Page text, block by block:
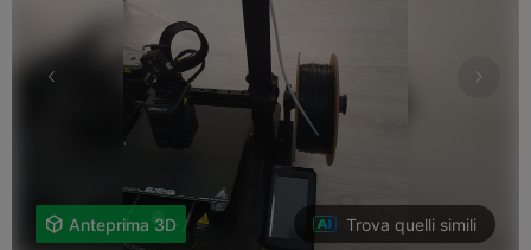
 Anteprima 3D Trova quelli simili